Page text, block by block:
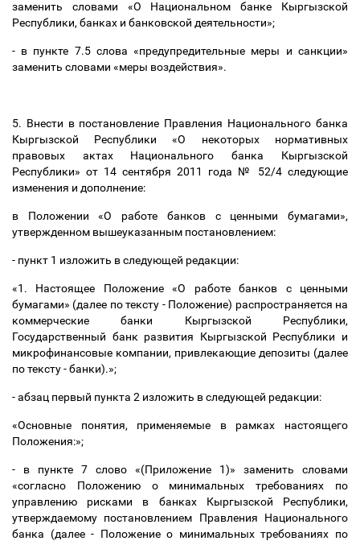
заменить словами «О Национальном банке Кыргызской
Республики, банках и банковской деятельности»;
- в пункте 7.5 слова «предупредительные меры и санкции»
заменить словами «меры воздействия».
5. Внести в постановление Правления Национального банка
Кыргызской Республики «О некоторых нормативных
правовых актах Национального банка Кыргызской
Республики» от 14 сентября 2011 года № 52/4 следующие
изменения и дополнение:
в Положении «О работе банков с ценными бумагами»,
утвержденном вышеуказанным постановлением:
- пункт 1 изложить в следующей редакции:
«1. Настоящее Положение «О работе банков с ценными
бумагами» (далее по тексту - Положение) распространяется на
коммерческие банки Кыргызской Республики,
Государственный банк развития Кыргызской Республики и
микрофинансовые компании, привлекающие депозиты (далее
по тексту - банки).»;
- абзац первый пункта 2 изложить в следующей редакции:
«Основные понятия, применяемые в рамках настоящего
Положения:»;
- в пункте 7 слово «(Приложение 1)» заменить словами
«согласно Положению о минимальных требованиях по
управлению рисками в банках Кыргызской Республики,
утверждаемому постановлением Правления Национального
банка (далее - Положение о минимальных требованиях по